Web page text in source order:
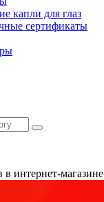
капли для глаз
сертификаты
интернет-магазине